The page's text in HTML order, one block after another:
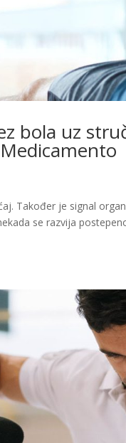
bola uz
Također je signal
se razvija